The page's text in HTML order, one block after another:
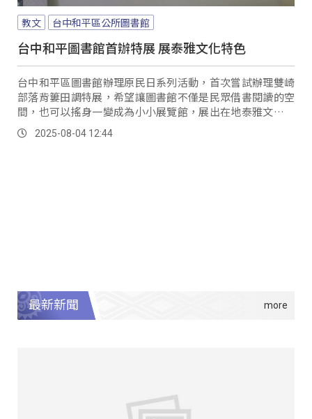
教文 台中和平區公所圖書館
台中和平圖書館首辦特展 展泰雅文化特色
台中和平區圖書館辦理原民日系列活動，首次嘗試辦理雙崎
部落背簍田調特展，希望讓圖書館不僅是民眾借書閱讀的空
間，也可以搖身一變成為小小展覽館，展出在地泰雅文化的
特色，攜手與族人一起發揚傳統文化。
2025-08-04 12:44
最新新聞